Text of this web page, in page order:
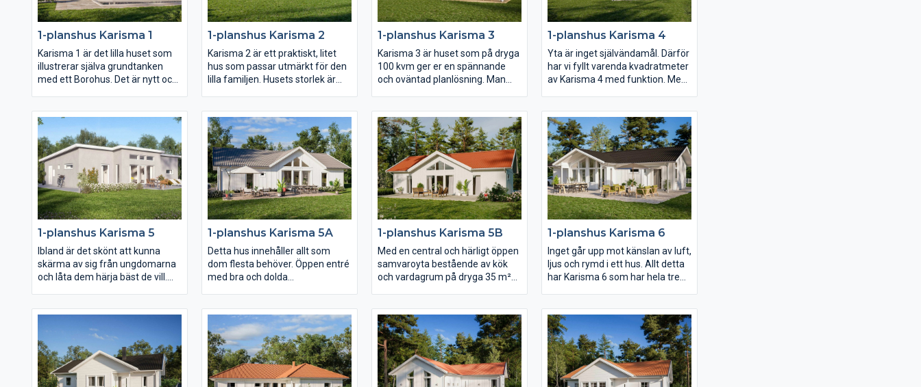
1-planshus Karisma 1
Karisma 1 är det lilla huset som
illustrerar själva grundtanken
med ett Borohus. Det är nytt och
hur du vill ha alltifrån planlösning
och fönsterdesign till val av
inredning och exteriör. Med sina
103,7 kvm är Karisma 1 perfekt
för den lilla familjen och för er
som vill bo lustfyllt i villa med
minimalt att sköta om.
1-planshus Karisma 2
Karisma 2 är ett praktiskt, litet
hus som passar utmärkt för den
lilla familjen. Husets storlek är
livet. Med ytterst lite att sköta om
och städa och med allting nära
tillhands är det här ett bekvämt
och långsiktigt boende, fyllt av
livskvalitet. Ytorna i varje rum är
generöst tilltagna och det finns
stora möjligheter att anpassa
inredningen efter just era behov.
1-planshus Karisma 3
Karisma 3 är huset som på dryga
100 kvm ger er en spännande
och oväntad planlösning. Man
vinklar. Det stora vardagsrummet
har ryggåstak vilket bidrar till
rymden i huset. Karisma 3 är
huset för er som vill lägga fokus
på kök och vardagsrum men
samtidigt inte kompromissa för
mycket med sovrum och
badrum.
1-planshus Karisma 4
Yta är inget självändamål. Därför
har vi fyllt varenda kvadratmeter
av Karisma 4 med funktion. Med
sida skapas ett hem i harmoni.
Och genom smarta lösningar och
fullt utnyttjande av ytan blir
vardagen i Karisma 4 roligare,
enklare och mer
kostnadseffektiv.
1-planshus Karisma 5
Ibland är det skönt att kunna
skärma av sig från ungdomarna
och låta dem härja bäst de vill.
hus men samtidigt har plats åt
två vardagsrum och två
sovrumsavdelningar. Karisma 5
passar perfekt för er som vill få
ut maximal yta på en avlång
tomt.
1-planshus Karisma 5A
Detta hus innehåller allt som
dom flesta behöver. Öppen entré
med bra och dolda
består av kök och vardagsrum
präglas av öppenhet, ljus och
rymd. Där är det nästan fyra
meter till nock som dessutom är
genomlyst av spetsfönster från
gavelspetsarna i båda ändar. Det
1-planshus Karisma 5B
Med en central och härligt öppen
samvaroyta bestående av kök
och vardagrum på dryga 35 m²
och yteffektivt hus på en yta av
ca 90 m². Vardagsrummet
präglas av ljus och volym tack
vare det höga ryggåstaket och
härligt ljusinsläpp.
1-planshus Karisma 6
Inget går upp mot känslan av luft,
ljus och rymd i ett hus. Allt detta
har Karisma 6 som har hela tre
arkitekturens uppåtsträvande
rörelse. Vill ni ha kontakt med
både fram- och baksidan av
huset från kök och vardagsrum
så är detta huset för er.